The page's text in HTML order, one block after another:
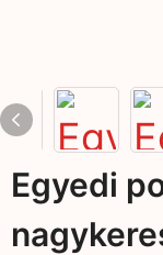
Egyedi